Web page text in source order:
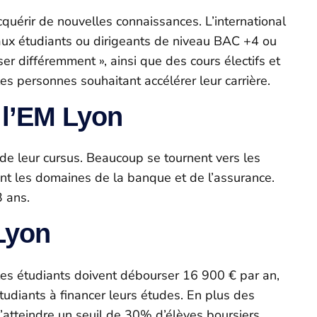
de nouvelles connaissances. L’international
étudiants ou dirigeants de niveau BAC +4 ou
différemment », ainsi que des cours électifs et
personnes souhaitant accélérer leur carrière.
Lyon
leur cursus. Beaucoup se tournent vers les
les domaines de la banque et de l’assurance.
ans.
étudiants doivent débourser 16 900 € par an,
à financer leurs études. En plus des